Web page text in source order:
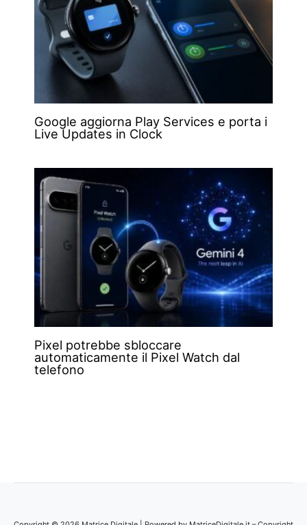
Google aggiorna Play Services e porta i
Live Updates in Clock
Pixel potrebbe sbloccare
automaticamente il Pixel Watch dal
telefono